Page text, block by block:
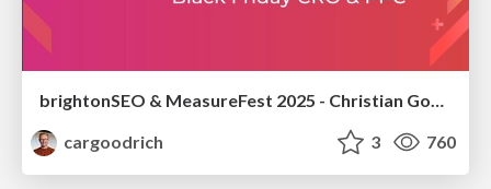
brightonSEO & MeasureFest 2025 - Christian Goodrich - Winning strategies for Black Friday CRO & PPC
cargoodrich
3 760